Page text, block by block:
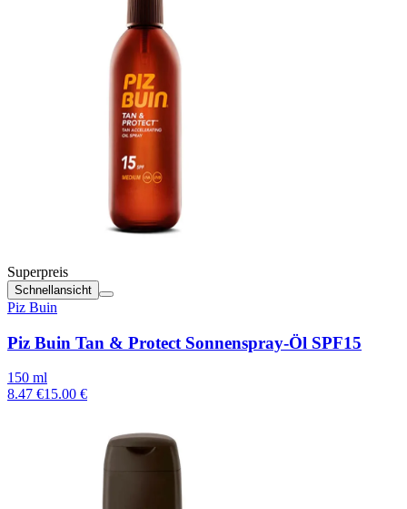
Superpreis
Schnellansicht
Piz Buin
Piz Buin Tan & Protect Sonnenspray-Öl SPF15
150 ml
8.47 €15.00 €